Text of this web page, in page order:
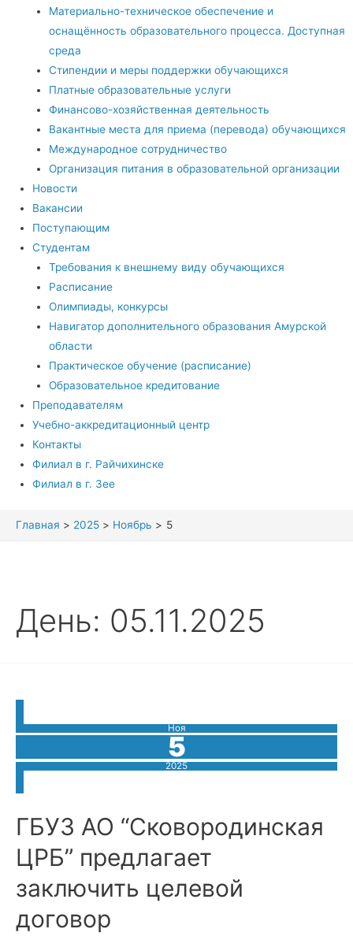
Материально-техническое обеспечение и
оснащённость образовательного процесса. Доступная
среда
Стипендии и меры поддержки обучающихся
Платные образовательные услуги
Финансово-хозяйственная деятельность
Вакантные места для приема (перевода) обучающихся
Международное сотрудничество
Организация питания в образовательной организации
Новости
Вакансии
Поступающим
Студентам
Требования к внешнему виду обучающихся
Расписание
Олимпиады, конкурсы
Навигатор дополнительного образования Амурской
области
Практическое обучение (расписание)
Образовательное кредитование
Преподавателям
Учебно-аккредитационный центр
Контакты
Филиал в г. Райчихинске
Филиал в г. Зее
Главная 2025 Ноябрь 5
День: 05.11.2025
Ноя
5
2025
ГБУЗ АО “Сковородинская
ЦРБ” предлагает
заключить целевой
договор